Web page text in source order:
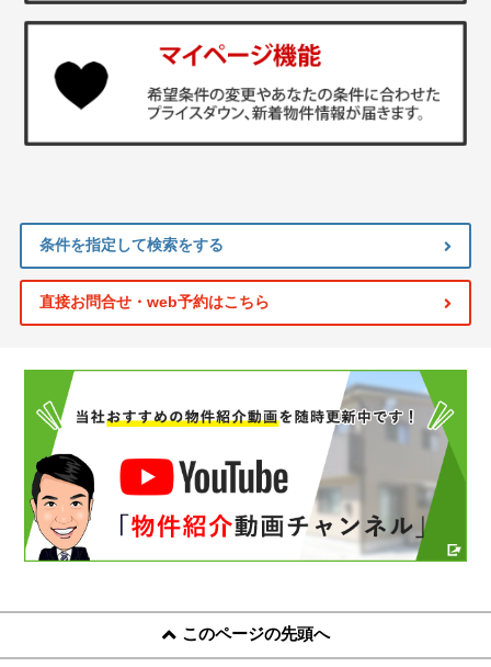
条件を指定して検索をする
直接お問合せ・web予約はこちら
このページの先頭へ